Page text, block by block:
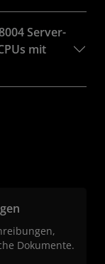
Server-
mit
Dokumente.